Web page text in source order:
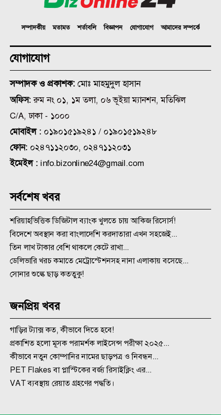
সম্পাদকীয় মতামত শর্তাবলি বিজ্ঞাপন যোগাযোগ আমাদের সম্পর্কে
যোগাযোগ
সম্পাদক ও প্রকাশক: মোঃ মাহমুদুল হাসান
অফিস:রুম নং ০১, ১ম তলা, ০৬ ভূইয়া ম্যানশন, মতিঝিল
C/A, ঢাকা - ১০০০
মোবাইল : ০১৯০১৫১৯২৪১ / ০১৯০১৫১৯২৪৮
ফোন: ০২৪৭১১২০৩০, ০২৪৭১১২০৩১
ইমেইল : info.bizonline24@gmail.com
সর্বশেষ খবর
শরিয়াহভিত্তিক ডিজিটাল ব্যাংক খুলতে চায় আকিজ রিসোর্স!
বিদেশে অবস্থান করা বাংলাদেশি করদাতারা এখন সহজেই...
তিন লাখ টাকার বেশি থাকলে কেটে রাখা...
ডেলিভারি খরচ কমাতে মেট্রোস্টেশনসহ নানা এলাকায় বসেছে...
সোনার শুল্কে ছাড় কততুকু!
জনপ্রিয় খবর
গাড়ির ট্যাক্স কত, কীভাবে দিতে হবে!
প্রকাশিত হলো মূসক পরামর্শক লাইসেন্স পরীক্ষা ২০২৫...
কীভাবে নতুন কোম্পানির নামের ছাড়পত্র ও নিবন্ধন...
PET Flakes বা প্লাস্টিকের বর্জ্য রিসাইক্লিং এর...
VAT ব্যবস্থায় রেয়াত গ্রহণের পদ্ধতি।